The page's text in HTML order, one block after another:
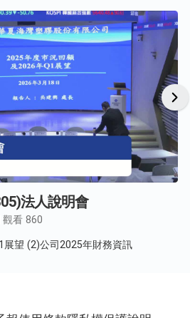
法人說明會
看 860
望 (2)公司2025年財務資訊